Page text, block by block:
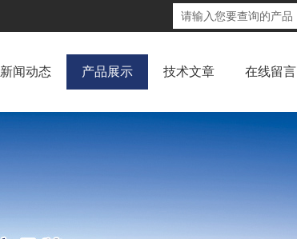
新闻动态 产品展示 技术文章 在线留言